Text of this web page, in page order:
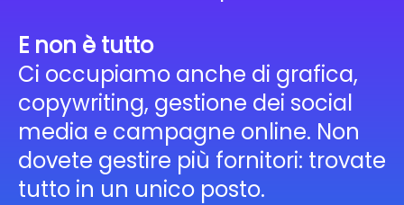
E non è tutto
Ci occupiamo anche di grafica,
copywriting, gestione dei social
media e campagne online. Non
dovete gestire più fornitori: trovate
tutto in un unico posto.